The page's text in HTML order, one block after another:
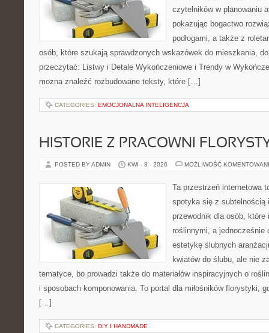
czytelników w planowaniu
pokazując bogactwo
podłogami, a także z
osób, które szukają sprawdzonych wskazówek do mieszkania,
przeczytać: Listwy i Detale Wykończeniowe i Trendy w
można znaleźć rozbudowane teksty, które […]
CATEGORIES: EMOCJONALNA INTELIGENCJA
HISTORIE Z PRACOWNI
POSTED BY ADMIN KWI - 8 - 2026 MOŻLIWOŚĆ
Ta przestrzeń internetowa
spotyka się z subtelnością
przewodnik dla osób,
roślinnymi, a jednocześnie
estetykę ślubnych
kwiatów do ślubu, ale nie
tematyce, bo prowadzi także do materiałów inspiracyjnych o
i sposobach komponowania. To portal dla miłośników florystyki,
[…]
CATEGORIES: DIY I HANDMADE